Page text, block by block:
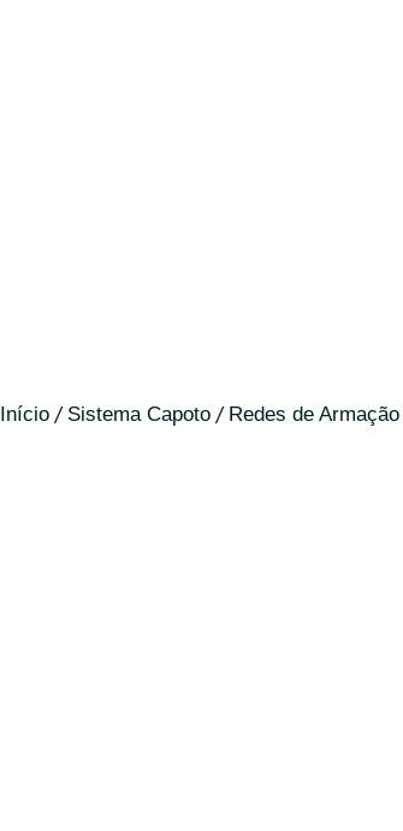
Início / Sistema Capoto / Redes de Armação